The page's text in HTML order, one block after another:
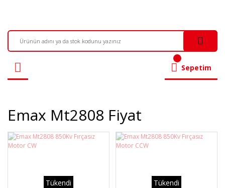
Sepetim
Emax Mt2808 Fiyat
Tükendi Tükendi